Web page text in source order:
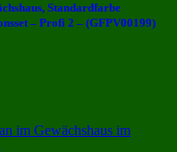
Standardfarbe
– Profi 2 – (GFPV00199)